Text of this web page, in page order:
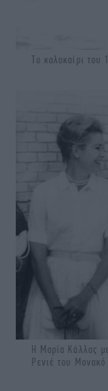
Το καλοκαίρι του
Η Μαρία Κάλλας
Ρενιέ του Μονακό